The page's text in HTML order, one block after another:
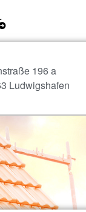
196 a
Ludwigshafen